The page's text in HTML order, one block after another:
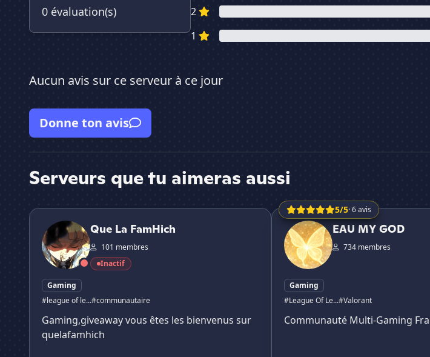
0 évaluation(s) 2
1
Aucun avis sur ce serveur à ce jour
Donne ton avis
Serveurs que tu aimeras aussi
Que La FamHich
Que La FamHich
101 membres
Inactif
Gaming
#league of le...#communautaire
Gaming,giveaway vous êtes les bienvenus sur
quelafamhich
5/5· 6 avis
EAU MY GOD
EAU MY GOD
734 membres
Gaming
#League Of Le...#Valorant
Communauté Multi-Gaming